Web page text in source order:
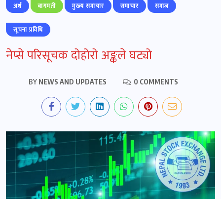
अर्थ बागमती मुख्‍य समाचार समाचार समाज
सूचना प्रविधि
नेप्से परिसूचक दोहोरो अङ्कले घट्यो
BYNEWS AND UPDATES 0 COMMENTS